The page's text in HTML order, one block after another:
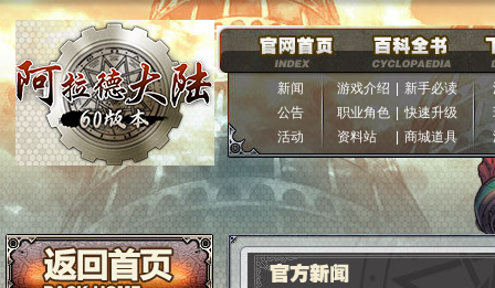
新闻
公告
活动
游戏介绍
新手必读
职业角色 | 快速升级
资料站
商城道具